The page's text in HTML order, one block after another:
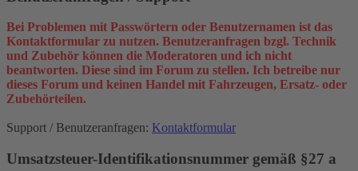
Bei Problemen mit Passwörtern oder Benutzernamen ist das
Kontaktformular zu nutzen. Benutzeranfragen bzgl. Technik
und Zubehör können die Moderatoren und ich nicht
beantworten. Diese sind im Forum zu stellen. Ich betreibe nur
dieses Forum und keinen Handel mit Fahrzeugen, Ersatz- oder
Zubehörteilen.
Support / Benutzeranfragen: Kontaktformular
Umsatzsteuer-Identifikationsnummer gemäß §27 a